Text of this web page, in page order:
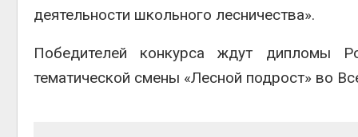
деятельности школьного лесничества».
Победителей конкурса ждут дипломы
тематической смены «Лесной подрост» воАвг 6,